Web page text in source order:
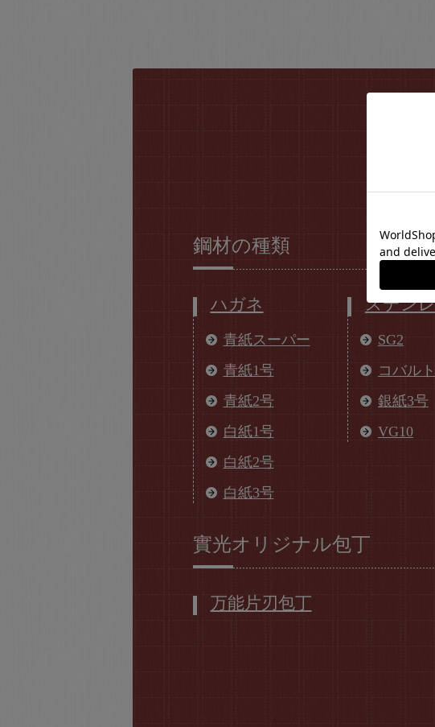
鋼材の種類
ハガネ
青紙スーパー
青紙1号
青紙2号
白紙1号
白紙2号
白紙3号
ステン
SG2
コバル
銀紙3号
VG10
實光オリジナル包丁
万能片刃包丁